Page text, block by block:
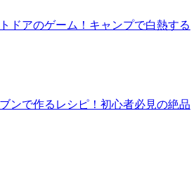
ドアのゲーム！キャンプで白熱する
ンで作るレシピ！初心者必見の絶品